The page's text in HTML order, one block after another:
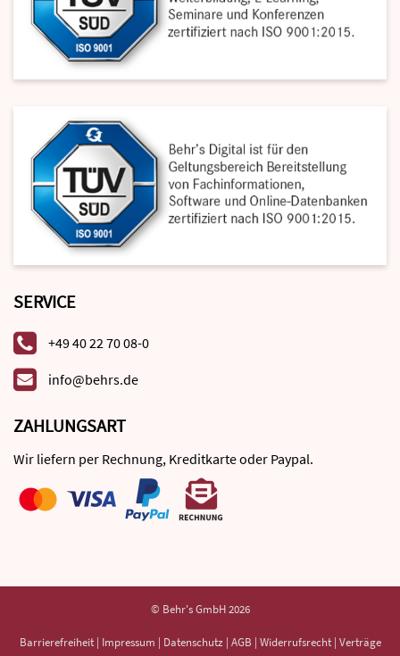
SERVICE
+49 40 22 70 08-0
info@behrs.de
ZAHLUNGSART
Wir liefern per Rechnung, Kreditkarte oder Paypal.
© Behr's GmbH 2026
Barrierefreiheit | Impressum | Datenschutz | AGB | Widerrufsrecht | Verträge